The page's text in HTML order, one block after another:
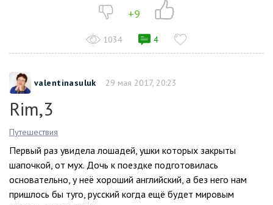
+9
1034 4
valentinasuluk 29 мая 2017, 20:23
Rim,3
Путешествия
Первый раз увидела лошадей, ушки которых закрыты
шапочкой, от мух. Дочь к поездке подготовилась
основательно, у неё хороший английский, а без него нам
пришлось бы туго, русский когда ещё будет мировым